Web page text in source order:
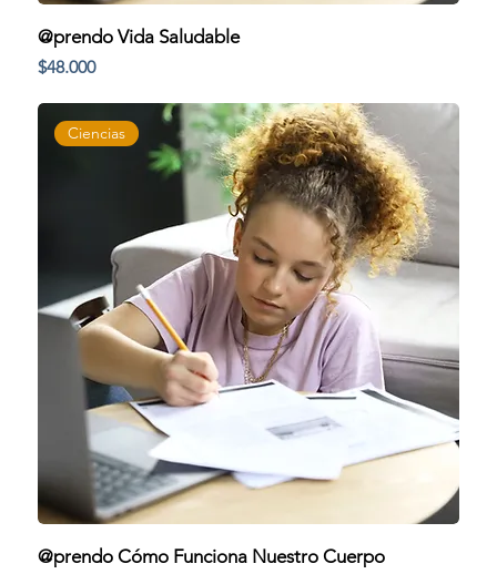
@prendo Vida Saludable
Precio
$48.000
Ciencias
@prendo Cómo Funciona Nuestro Cuerpo